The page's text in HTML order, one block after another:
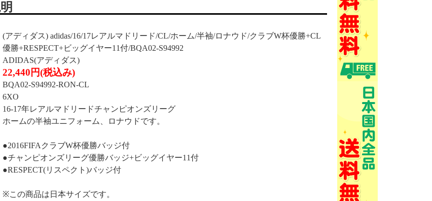
(アディダス) adidas/16/17レアルマドリード/CL/ホーム/半袖/ロナウド/クラブW杯優勝+CL
優勝+RESPECT+ビッグイヤー11付/BQA02-S94992
ADIDAS(アディダス)
22,440円(税込み)
BQA02-S94992-RON-CL
6XO
16-17年レアルマドリードチャンピオンズリーグ
ホームの半袖ユニフォーム、ロナウドです。
●2016FIFAクラブW杯優勝バッジ付
●チャンピオンズリーグ優勝バッジ+ビッグイヤー11付
●RESPECT(リスペクト)バッジ付
※この商品は日本サイズです。